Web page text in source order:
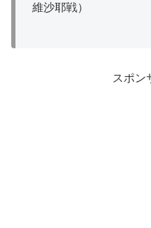
維沙耶戦）
スポン